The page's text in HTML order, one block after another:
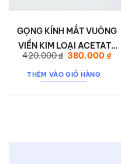
GỌNG KÍNH MẮT VUÔNG
VIỀN KIM LOẠI ACETATE
DESON20094
420.000₫ Giá
là:
420.000 ₫.
380.000₫Giá
THÊM VÀO GIỎ HÀNG